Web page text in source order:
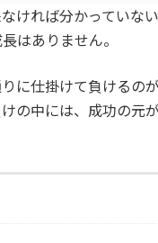
ければ分かっていな
はありません。
に仕掛けて負けるのが
の中には、成功の元